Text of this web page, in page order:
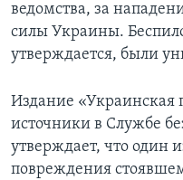
ведомства, за
силы Украины.
утверждается, были
Издание «Украинская
источники в Службе
утверждает, что один
повреждения